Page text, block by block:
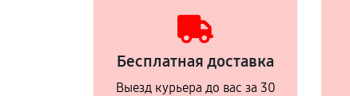
Бесплатная доставка
Выезд курьера до вас за 30